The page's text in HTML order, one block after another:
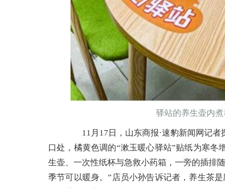
驿站的养生壶内
11月17日，山东商报·速豹新闻网记者
口处，橘黄色调的“漱玉暖心驿站”贴纸为寒
生壶、一次性纸杯与急救小药箱，一旁的插排
季节可以暖身。”店员小孙告诉记者，养生茶